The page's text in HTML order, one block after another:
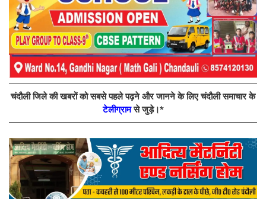
चंदौली जिले की खबरों को सबसे पहले पढ़ने और जानने के लिए चंदौली समाचार के
टेलीग्रामसे जुड़े।*